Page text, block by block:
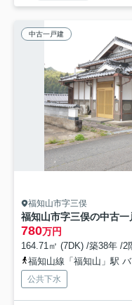
中古一戸建
福知山市字三俣
福知山市字三俣の中古一
780万円
164.71㎡ (7DK) /築38年 /2
福知山線「福知山」駅 バス23
公共下水